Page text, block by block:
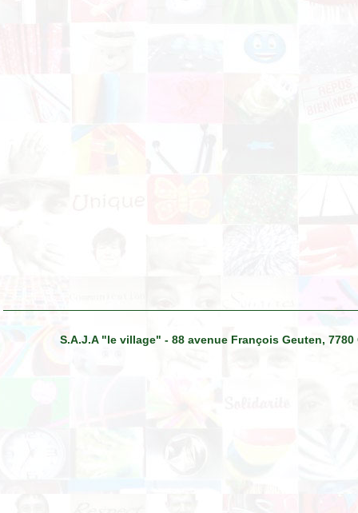
S.A.J.A "le village" - 88 avenue François Geuten,